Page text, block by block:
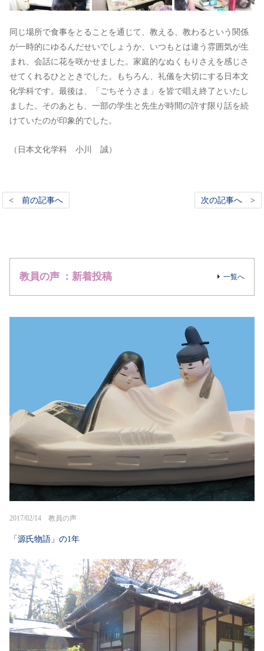
同じ場所で食事をとることを通じて、教える、教わるという関係
が一時的にゆるんだせいでしょうか、いつもとは違う雰囲気が生
まれ、会話に花を咲かせました。家庭的なぬくもりさえを感じさ
せてくれるひとときでした。もちろん、礼儀を大切にする日本文
化学科です。最後は、「ごちそうさま」を皆で唱え終了といたし
ました。そのあとも、一部の学生と先生が時間の許す限り話を続
けていたのが印象的でした。
（日本文化学科 小川 誠）
< 前の記事へ 次の記事へ >
教員の声 ：新着投稿 一覧へ
2017/02/14 教員の声
「源氏物語」の1年